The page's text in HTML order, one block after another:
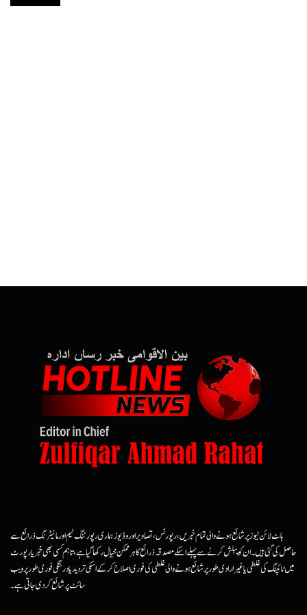
ہاٹ لائن نیوز پر شائع ہونے والی تمام خبریں، رپورٹس، تصاویر اور وڈیوز ہماری رپورٹنگ ٹیم اور مانیٹرنگ ذرائع سے
حاصل کی گئی ہیں۔ ان کو پبلش کرنے سے پہلے اسکے مصدقہ ذرائع کا ہرممکن خیال رکھا گیا ہے، تاہم کسی بھی خبر یا رپورٹ
میں ٹائپنگ کی غلطی یا غیرارادی طور پر شائع ہونے والی غلطی کی فوری اصلاح کرکے اسکی تردید یا درستگی فوری طور پر ویب
سائٹ پر شائع کردی جاتی ہے۔